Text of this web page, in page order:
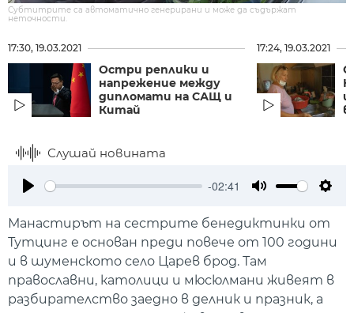
Субтитрите са автоматично генерирани и може да съдържат
неточности.
17:30, 19.03.2021
Остри реплики и
напрежение между
дипломати на САЩ и
Китай
17:24, 19.03.2021
Слушай новината
-02:41
Манастирът на сестрите бенедиктинки от
Тутцинг е основан преди повече от 100 години
и в шуменското село Царев брод. Там
православни, католици и мюсюлмани живеят в
разбирателство заедно в делник и празник, а